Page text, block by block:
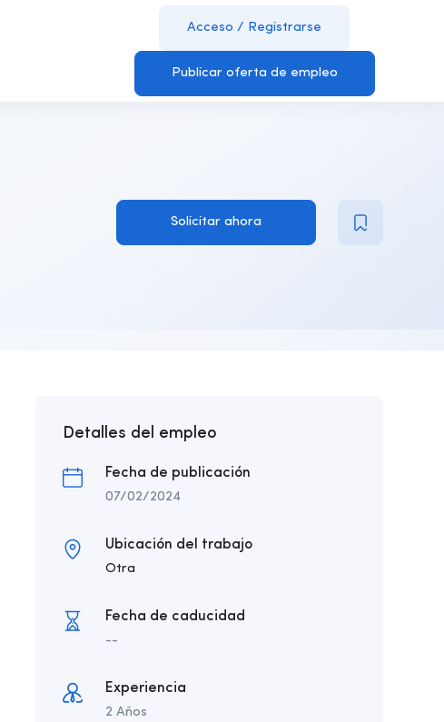
Acceso / Registrarse
Publicar oferta de empleo
Solicitar ahora
Detalles del empleo
Fecha de publicación
07/02/2024
Ubicación del trabajo
Otra
Fecha de caducidad
--
Experiencia
2 Años